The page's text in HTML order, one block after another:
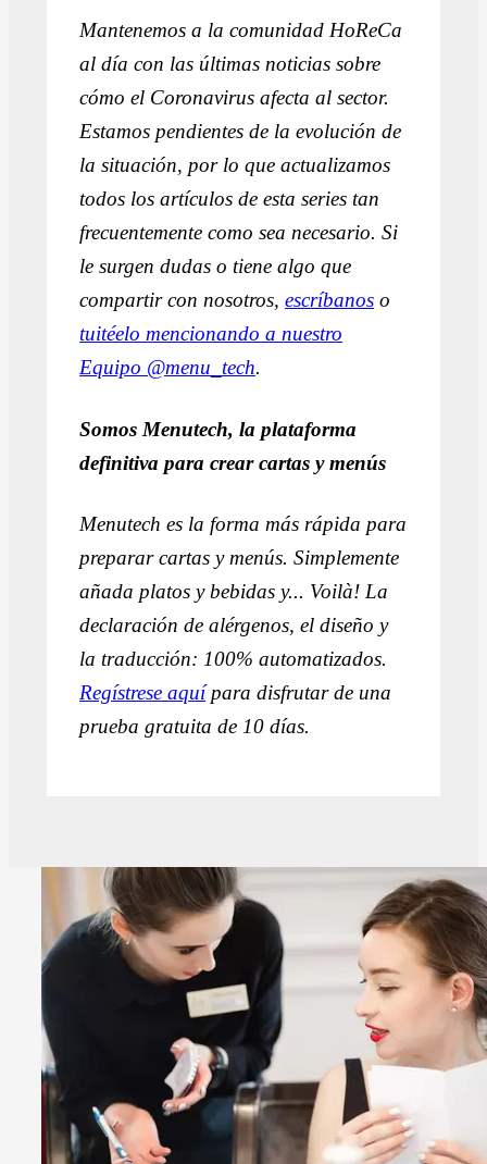
Mantenemos a la comunidad HoReCa
al día con las últimas noticias sobre
cómo el Coronavirus afecta al sector.
Estamos pendientes de la evolución de
la situación, por lo que actualizamos
todos los artículos de esta series tan
frecuentemente como sea necesario. Si
le surgen dudas o tiene algo que
compartir con nosotros,escríbanos o
tuitéelo mencionando a nuestro
Equipo @menu_tech.
Somos Menutech, la plataforma
definitiva para crear cartas y menús
Menutech es la forma más rápida para
preparar cartas y menús. Simplemente
añada platos y bebidas y... Voilà! La
declaración de alérgenos, el diseño y
la traducción: 100% automatizados.
Regístrese aquípara disfrutar de una
prueba gratuita de 10 días.